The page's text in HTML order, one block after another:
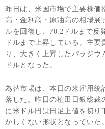
昨日は、米国市場で主要株価
高・金利高・原油高の相場展
ルを回復し、70.2ドルまで反
ドルまで上昇している。主
り、大きく上昇したパラジウ
ドルとなった。
為替市場は、本日の米雇用統
落した。昨日の植田日銀総裁
に米ドル円は日足上値を切り
かしくない形状となっていた